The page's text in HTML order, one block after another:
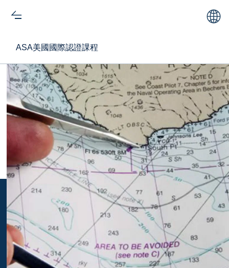
ASA美國國際認證課程